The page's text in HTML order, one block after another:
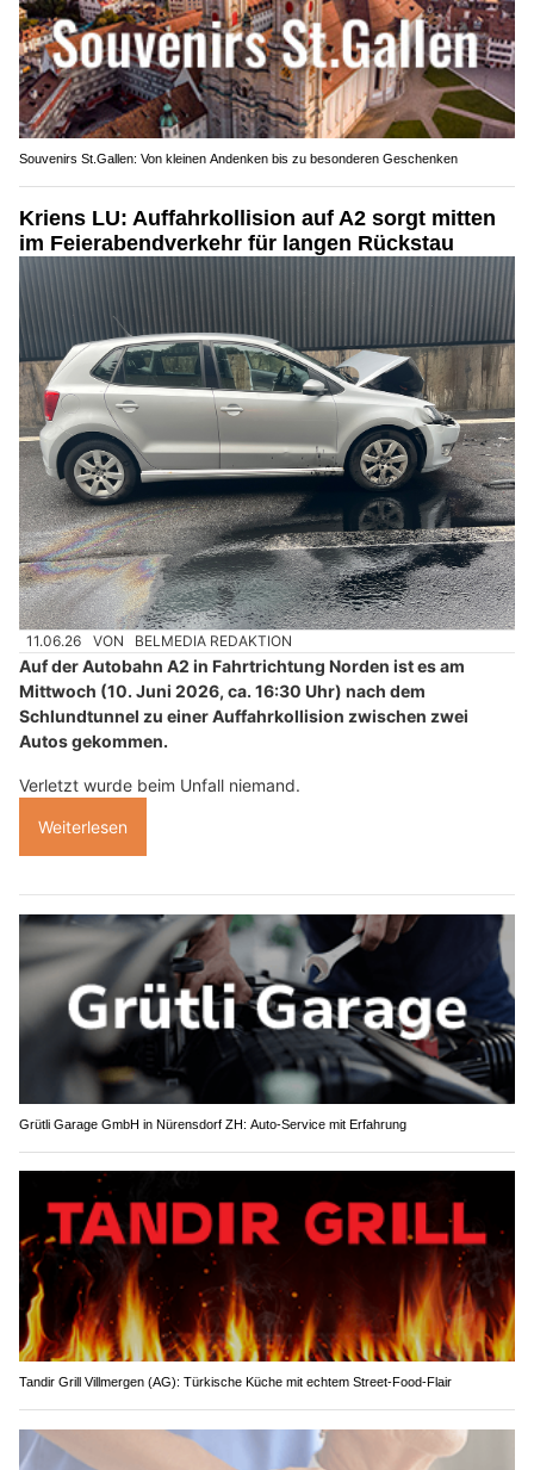
Souvenirs St.Gallen: Von kleinen Andenken bis zu besonderen Geschenken
Kriens LU: Auffahrkollision auf A2 sorgt mitten
im Feierabendverkehr für langen Rückstau
11.06.26 VON BELMEDIA REDAKTION
Auf der Autobahn A2 in Fahrtrichtung Norden ist es am
Mittwoch (10. Juni 2026, ca. 16:30 Uhr) nach dem
Schlundtunnel zu einer Auffahrkollision zwischen zwei
Autos gekommen.
Verletzt wurde beim Unfall niemand.
Weiterlesen
Grütli Garage GmbH in Nürensdorf ZH: Auto-Service mit Erfahrung
Tandir Grill Villmergen (AG): Türkische Küche mit echtem Street-Food-Flair